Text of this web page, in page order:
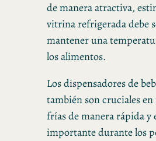
de manera atractiva,
vitrina refrigerada debe
mantener una
los alimentos.
Los dispensadores de
también son cruciales
frías de manera rápida y
importante durante los